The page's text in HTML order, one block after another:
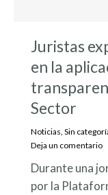
Juristas
en la
Sector
Noticias Sin
Deja un comentario
Durante una
por la